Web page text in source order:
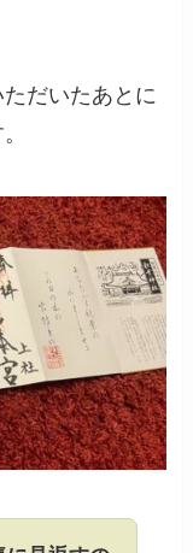
だいたあとに